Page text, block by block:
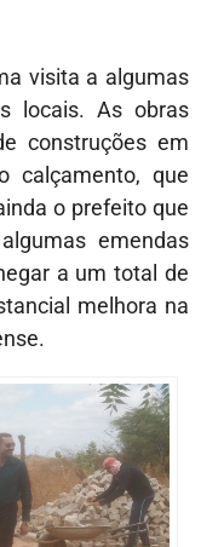
visita a algumas
locais. As obras
construções em
calçamento, que
o prefeito que
emendas
a um total de
melhora na